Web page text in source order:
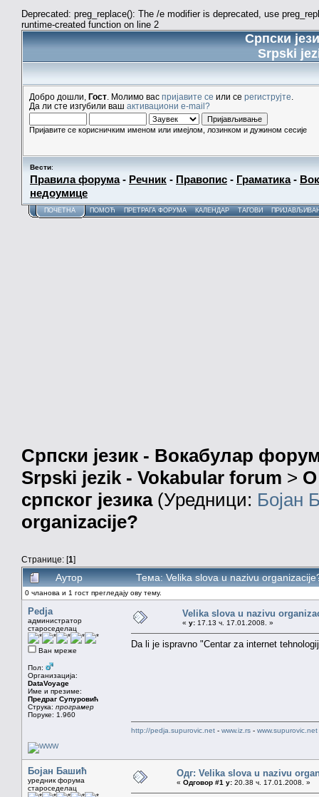
Deprecated: preg_replace(): The /e modifier is deprecated, use
runtime-created function on line 2
Српски
Srpski
Добро дошли, Гост . Молимо вас пријавите се или се региструјте
Да ли сте изгубили ваш активациони e-mail?
Пријавите се корисничким именом или имејлом, лозинком и дужином сесије
Вести:
Правила форума- Речник - Правопис - Граматика-
недоумице
ПОЧЕТНА ПОМОЋ ПРЕТРАГА ФОРУМА КАЛЕНДАР ТАГОВИ
Српски језик - Вокабулар
Srpski jezik - Vokabular forum > О
српског језика(Уредници: Бојан
organizacije?
Странице: [1]
Аутор Тема: Velika slova u nazivu
0 чланова и 1 гост прегледају ову тему.
Pedja
администратор
староседелац
Ван мреже
Пол:
Организација:
DataVoyage
Име и презиме:
Предраг Супуровић
Струка: програмер
Поруке: 1.960
Velika slova u nazivu
« у: 17.13 ч. 17.01.2008. »
Da li je ispravno "Centar za internet
http://pedja.supurovic.net - www.iz.rs - www.supurovic.net
Бојан Башић
уредник форума
староседелац
Одг: Velika slova u nazivu
« Одговор #1 у: 20.38 ч. 17.01.2008. »